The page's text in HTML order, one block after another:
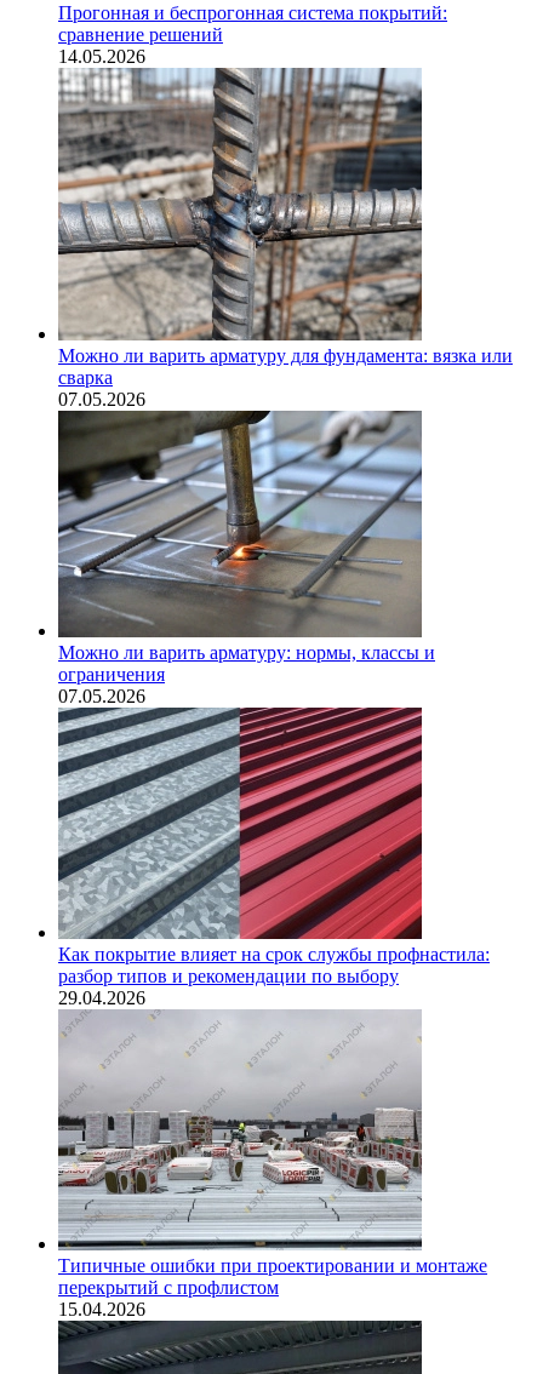
Прогонная и беспрогонная система покрытий:
сравнение решений
14.05.2026
Можно ли варить арматуру для фундамента: вязка или
сварка
07.05.2026
Можно ли варить арматуру: нормы, классы и
ограничения
07.05.2026
Как покрытие влияет на срок службы профнастила:
разбор типов и рекомендации по выбору
29.04.2026
Типичные ошибки при проектировании и монтаже
перекрытий с профлистом
15.04.2026